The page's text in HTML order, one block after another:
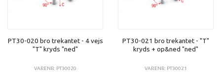
PT30-020 bro trekantet - 4 vejs
"T" kryds "ned"
VARENR: PT30020
PT30-021 bro trekantet - "T"
kryds + op&ned "ned"
VARENR: PT30021